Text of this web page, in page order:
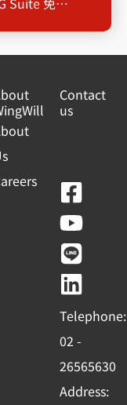
Contact
us
F
a
c
e
b
o
o
k
-
Y
o
u
t
u
b
e
L
i
n
e
L
i
n
k
e
d
i
n
Telephone:
02 -
26565630
Address: